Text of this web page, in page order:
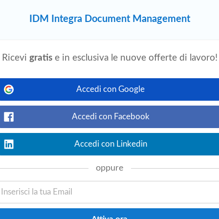
(w/m/d)
Insights & Analytics unterstützt du
fundierte Entscheidungen auf Basis
treffen. Deine Aufgaben: Analyse und
(w/m/d)
geprüft und Gespräche werden
werden entsprechend der Auswahl
Südtirol ist Impulsgeber & treibende Kraft
IDM Integra Document Management
Ricevi gratise in esclusiva le nuove offerte di lavoro!
Accedi con Google
Accedi con Facebook
Accedi con Linkedin
oppure